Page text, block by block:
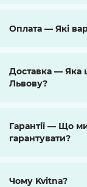
Оплата — Які
Доставка — Яка
Львову?
Гарантії — Що
гарантувати?
Чому Kvitna?